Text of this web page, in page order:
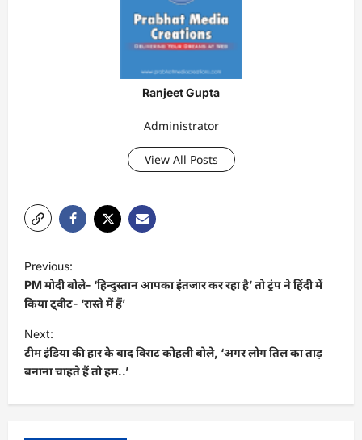
Ranjeet Gupta
Administrator
View All Posts
o
s
t
n
a
v
Previous:
PM मोदी बोले- ‘हिन्दुस्तान आपका इंतजार कर रहा है’ तो ट्रंप ने हिंदी में
किया ट्वीट- ‘रास्ते में हैं’
Next:
टीम इंड‍िया की हार के बाद व‍िराट कोहली बोले, ‘अगर लोग त‍िल का ताड़
बनाना चाहते हैं तो हम..’